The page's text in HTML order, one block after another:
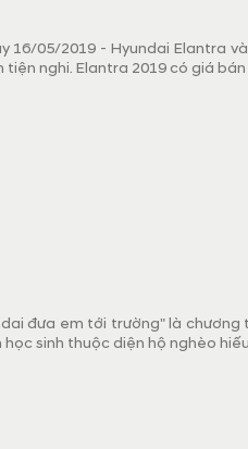
16/05/2019 - Hyundai Elantra
nghi. Elantra 2019 có giá
đưa em tới trường" là chương
sinh thuộc diện hộ nghèo